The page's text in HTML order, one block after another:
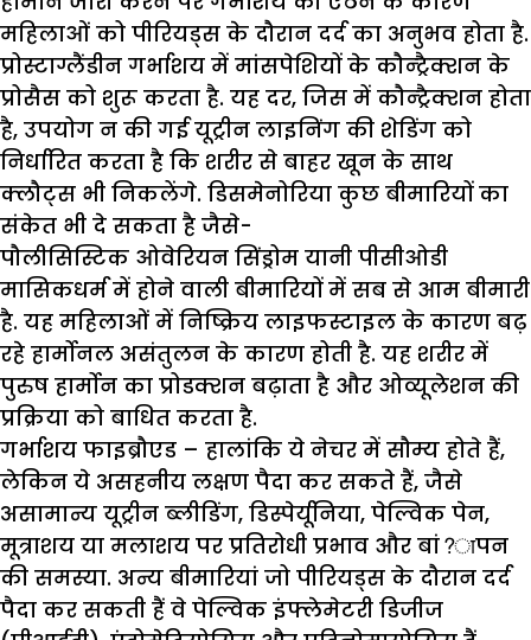
महिलाओं को पीरियड्स के दौरान दर्द का अनुभव होता है.
प्रोस्टाग्लैंडीन गर्भाशय में मांसपेशियों के कौन्ट्रैक्शन के
प्रोसैस को शुरू करता है. यह दर, जिस में कौन्ट्रैक्शन होता
है, उपयोग न की गई यूट्रीन लाइनिंग की शेडिंग को
निर्धारित करता है कि शरीर से बाहर खून के साथ
क्लौट्स भी निकलेंगे. डिसमेनोरिया कुछ बीमारियों का
संकेत भी दे सकता है जैसे-
पौलीसिस्टिक ओवेरियन सिंड्रोम यानी पीसीओडी
मासिकधर्म में होने वाली बीमारियों में सब से आम बीमारी
है. यह महिलाओं में निष्क्रिय लाइफस्टाइल के कारण बढ़
रहे हार्मोनल असंतुलन के कारण होती है. यह शरीर में
पुरुष हार्मोन का प्रोडक्शन बढ़ाता है और ओव्यूलेशन की
प्रक्रिया को बाधित करता है.
गर्भाशय फाइब्रौएड – हालांकि ये नेचर में सौम्य होते हैं,
लेकिन ये असहनीय लक्षण पैदा कर सकते हैं, जैसे
असामान्य यूट्रीन ब्लीडिंग, डिस्पेर्यूनिया, पेल्विक पेन,
मूत्राशय या मलाशय पर प्रतिरोधी प्रभाव और बां?ापन
की समस्या. अन्य बीमारियां जो पीरियड्स के दौरान दर्द
पैदा कर सकती हैं वे पेल्विक इंफ्लेमेटरी डिजीज